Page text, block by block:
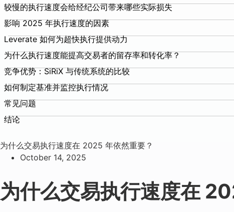
较慢的执行速度会给经纪公司带来哪些实际损失
影响 2025 年执行速度的因素
Leverate 如何为超快执行提供动力
为什么执行速度能提高交易者的留存率和转化率？
竞争优势：SiRiX 与传统系统的比较
如何制定基准并监控执行情况
常见问题
结论
为什么交易执行速度在 2025 年依然重要？
October 14, 2025
为什么交易执行速度在